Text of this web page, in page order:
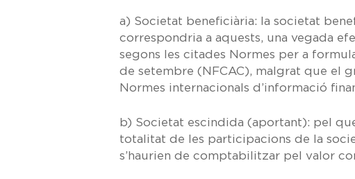
a) Societat beneficiària: la societat
correspondria a aquests, una vegada
segons les citades Normes per a
de setembre (NFCAC), malgrat que el
Normes internacionals d’informació
b) Societat escindida (aportant): pel
totalitat de les participacions de la
s’haurien de comptabilitzar pel valor